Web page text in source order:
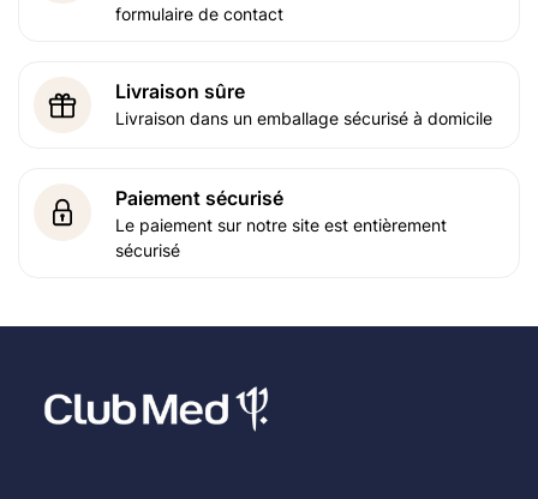
formulaire de contact
Livraison sûre
Livraison dans un emballage sécurisé à domicile
Paiement sécurisé
Le paiement sur notre site est entièrement
sécurisé